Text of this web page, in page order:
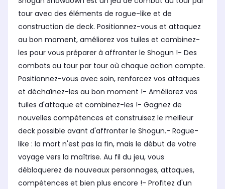
tour avec des éléments de rogue-like et de
construction de deck. Positionnez-vous et attaquez
au bon moment, améliorez vos tuiles et combinez-
les pour vous préparer à affronter le Shogun !- Des
combats au tour par tour où chaque action compte.
Positionnez-vous avec soin, renforcez vos attaques
et déchaînez-les au bon moment !- Améliorez vos
tuiles d'attaque et combinez-les !- Gagnez de
nouvelles compétences et construisez le meilleur
deck possible avant d'affronter le Shogun.- Rogue-
like : la mort n'est pas la fin, mais le début de votre
voyage vers la maîtrise. Au fil du jeu, vous
débloquerez de nouveaux personnages, attaques,
compétences et bien plus encore !- Profitez d'un